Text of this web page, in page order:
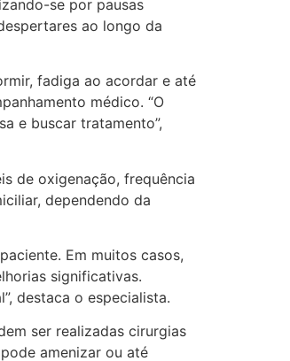
se por pausas
ao longo da
fadiga ao acordar e até
médico. “O
e buscar tratamento”,
de oxigenação, frequência
dependendo da
Em muitos casos,
significativas.
destaca o especialista.
ser realizadas cirurgias
amenizar ou até